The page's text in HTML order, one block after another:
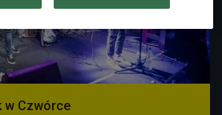
w Czwórce